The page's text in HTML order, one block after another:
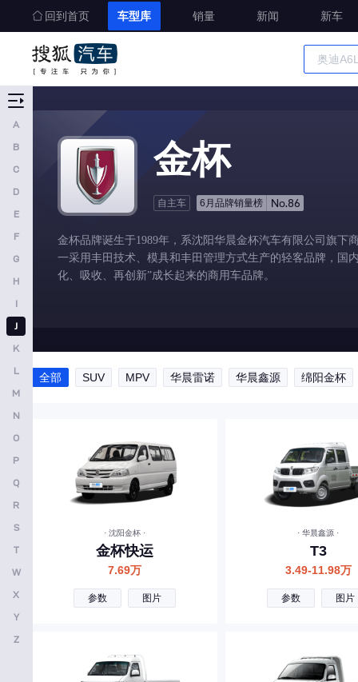
回到首页 车型库 销量 新闻 新车
金杯
自主车 6月品牌销量榜 No.86
金杯品牌诞生于1989年，系沈阳华晨金杯汽车有限公司旗下
一采用丰田技术、模具和丰田管理方式生产的轻客品牌，国
化、吸收、再创新”成长起来的商用车品牌。
全部 SUV MPV 华晨雷诺 华晨鑫源 绵阳金杯
· 沈阳金杯 ·
金杯快运
7.69万
参数 图片
· 华晨鑫源 ·
T3
3.49-11.98万
参数 图片
A
B
C
D
E
F
G
H
I
J
K
L
M
N
O
P
Q
R
S
T
W
X
Y
Z
江铃
捷尼赛思
江淮
吉利翼真
江淮瑞风
极石
几何汽车
江铃晶马汽车
江淮钇为
吉祥汽车
金旅
九龙
凯迪拉克
开瑞
卡文汽车